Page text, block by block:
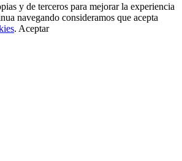
y de terceros para mejorar la experiencia
navegando consideramos que acepta
. Aceptar